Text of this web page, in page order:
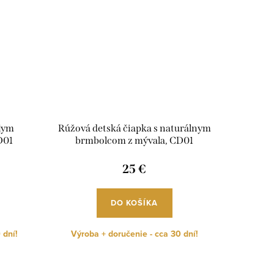
dní!
Rúžová detská čiapka s naturálnym
brmbolcom z mývala, CD01
25 €
DO KOŠÍKA
Výroba + doručenie - cca 30 dní!